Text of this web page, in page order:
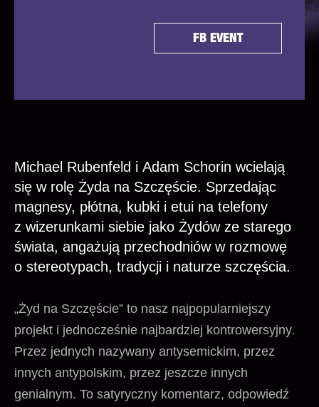
FB EVENT
Michael Rubenfeld i Adam Schorin wcielają
się w rolę Żyda na Szczęście. Sprzedając
magnesy, płótna, kubki i etui na telefony
z wizerunkami siebie jako Żydów ze starego
świata, angażują przechodniów w rozmowę
o stereotypach, tradycji i naturze szczęścia.
„Żyd na Szczęście” to nasz najpopularniejszy
projekt i jednocześnie najbardziej kontrowersyjny.
Przez jednych nazywany antysemickim, przez
innych antypolskim, przez jeszcze innych
genialnym. To satyryczny komentarz, odpowiedź